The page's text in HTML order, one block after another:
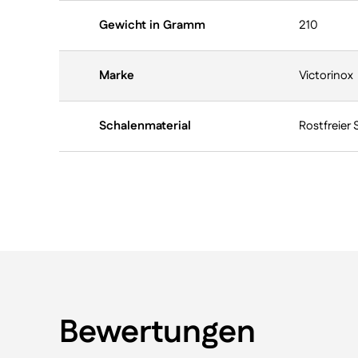
Gewicht in Gramm 210
Marke Victorinox
Schalenmaterial Rostfreier
Bewertungen